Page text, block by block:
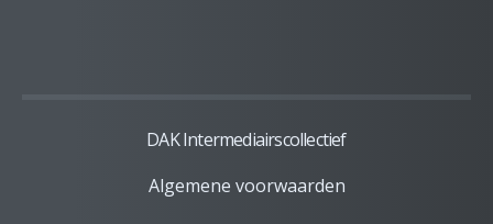
DAK Intermediairscollectief
Algemene voorwaarden